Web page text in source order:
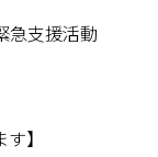
急支援活動
】